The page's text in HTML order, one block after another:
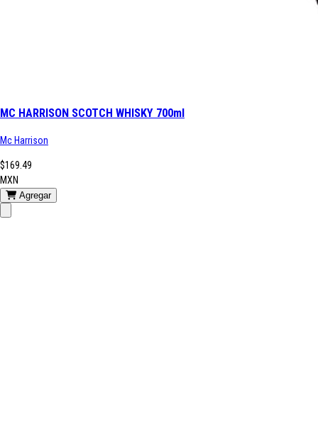
MC HARRISON SCOTCH WHISKY 700ml
Mc Harrison
$169.49
MXN
Agregar